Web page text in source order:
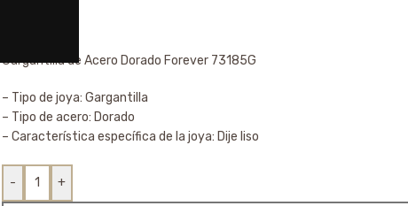
Gargantilla de Acero Dorado Forever 73185G
– Tipo de joya: Gargantilla
– Tipo de acero: Dorado
– Característica específica de la joya: Dije liso
- +